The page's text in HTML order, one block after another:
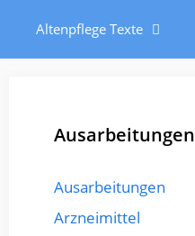
Altenpflege Texte
Ausarbeitungen
Ausarbeitungen
Arzneimittel